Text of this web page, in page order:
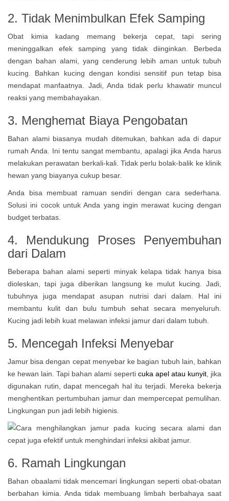
2. Tidak Menimbulkan Efek Samping
Obat kimia kadang memang bekerja cepat, tapi sering
meninggalkan efek samping yang tidak diinginkan. Berbeda
dengan bahan alami, yang cenderung lebih aman untuk tubuh
kucing. Bahkan kucing dengan kondisi sensitif pun tetap bisa
mendapat manfaatnya. Jadi, Anda tidak perlu khawatir muncul
reaksi yang membahayakan.
3. Menghemat Biaya Pengobatan
Bahan alami biasanya mudah ditemukan, bahkan ada di dapur
rumah Anda. Ini tentu sangat membantu, apalagi jika Anda harus
melakukan perawatan berkali-kali. Tidak perlu bolak-balik ke klinik
hewan yang biayanya cukup besar.
Anda bisa membuat ramuan sendiri dengan cara sederhana.
Solusi ini cocok untuk Anda yang ingin merawat kucing dengan
budget terbatas.
4. Mendukung Proses Penyembuhan
dari Dalam
Beberapa bahan alami seperti minyak kelapa tidak hanya bisa
dioleskan, tapi juga diberikan langsung ke mulut kucing. Jadi,
tubuhnya juga mendapat asupan nutrisi dari dalam. Hal ini
membantu kulit dan bulu tumbuh sehat secara menyeluruh.
Kucing jadi lebih kuat melawan infeksi jamur dari dalam tubuh.
5. Mencegah Infeksi Menyebar
Jamur bisa dengan cepat menyebar ke bagian tubuh lain, bahkan
ke hewan lain. Tapi bahan alami seperti cuka apel atau kunyit, jika
digunakan rutin, dapat mencegah hal itu terjadi. Mereka bekerja
menghentikan pertumbuhan jamur dan mempercepat pemulihan.
Lingkungan pun jadi lebih higienis.
6. Ramah Lingkungan
Bahan obaalami tidak mencemari lingkungan seperti obat-obatan
berbahan kimia. Anda tidak membuang limbah berbahaya saat